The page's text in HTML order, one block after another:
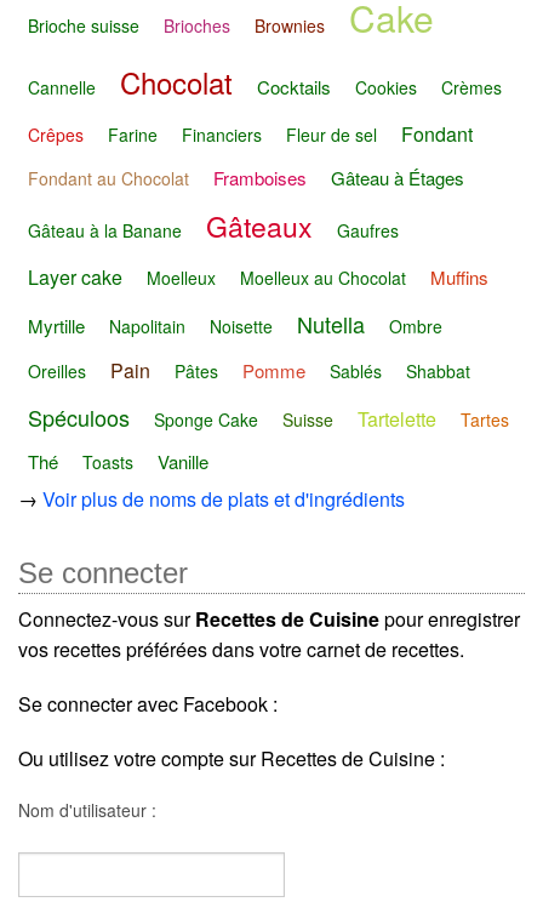
Brioche suisse Brioches Brownies Cake
Cannelle Chocolat Cocktails Cookies
Crèmes
Crêpes
Farine Financiers Fleur de sel Fondant
Fondant au Chocolat Framboises Gâteau à Étages
Gâteau à la Banane Gâteaux Gaufres
Layer cake Moelleux Moelleux au Chocolat
Muffins
Myrtille
Napolitain Noisette Nutella
Ombre
Oreilles
Pain Pâtes Pomme Sablés Shabbat
Spéculoos Sponge Cake Suisse Tartelette Tartes
Thé Toasts Vanille
→ Voir plus de noms de plats et d'ingrédients
Se connecter
Connectez-vous surRecettes de Cuisinepour enregistrer
vos recettes préférées dans votre carnet de recettes.
Se connecter avec Facebook :
Ou utilisez votre compte sur Recettes de Cuisine :
Nom d'utilisateur :